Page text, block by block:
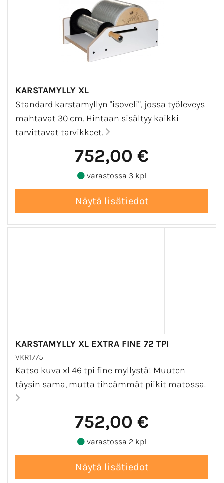
KARSTAMYLLY XL
Standard karstamyllyn "isoveli", jossa työleveys
mahtavat 30 cm. Hintaan sisältyy kaikki
tarvittavat tarvikkeet.
752,00 €
varastossa 3 kpl
KARSTAMYLLY XL EXTRA FINE 72 TPI
VKR1775
Katso kuva xl 46 tpi fine myllystä! Muuten
täysin sama, mutta tiheämmät piikit matossa.
752,00 €
varastossa 2 kpl